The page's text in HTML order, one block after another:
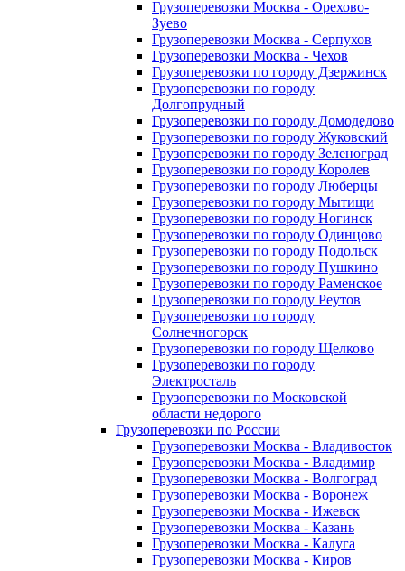
Грузоперевозки Москва - Орехово-
Зуево
Грузоперевозки Москва - Серпухов
Грузоперевозки Москва - Чехов
Грузоперевозки по городу Дзержинск
Грузоперевозки по городу
Долгопрудный
Грузоперевозки по городу Домодедово
Грузоперевозки по городу Жуковский
Грузоперевозки по городу Зеленоград
Грузоперевозки по городу Королев
Грузоперевозки по городу Люберцы
Грузоперевозки по городу Мытищи
Грузоперевозки по городу Ногинск
Грузоперевозки по городу Одинцово
Грузоперевозки по городу Подольск
Грузоперевозки по городу Пушкино
Грузоперевозки по городу Раменское
Грузоперевозки по городу Реутов
Грузоперевозки по городу
Солнечногорск
Грузоперевозки по городу Щелково
Грузоперевозки по городу
Электросталь
Грузоперевозки по Московской
области недорого
Грузоперевозки по России
Грузоперевозки Москва - Владивосток
Грузоперевозки Москва - Владимир
Грузоперевозки Москва - Волгоград
Грузоперевозки Москва - Воронеж
Грузоперевозки Москва - Ижевск
Грузоперевозки Москва - Казань
Грузоперевозки Москва - Калуга
Грузоперевозки Москва - Киров